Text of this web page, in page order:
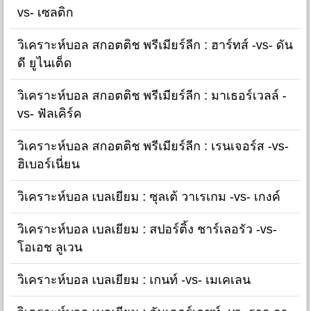
vs- เซลติก
วิเคราะห์บอล สกอตติช พรีเมียร์ลีก : ฮาร์ทส์ -vs- ดัน
ดี ยูไนเต็ด
วิเคราะห์บอล สกอตติช พรีเมียร์ลีก : มาเธอร์เวลล์ -
vs- ฟัลเคิร์ค
วิเคราะห์บอล สกอตติช พรีเมียร์ลีก : เรนเจอร์ส -vs-
ฮิเบอร์เนี่ยน
วิเคราะห์บอล เบลเยียม : ซุลเต้ วาเรเกม -vs- เกงค์
วิเคราะห์บอล เบลเยียม : สปอร์ติ้ง ชาร์เลอรัว -vs-
โอเอช ลูเวน
วิเคราะห์บอล เบลเยียม : เกนท์ -vs- เมเคเลน